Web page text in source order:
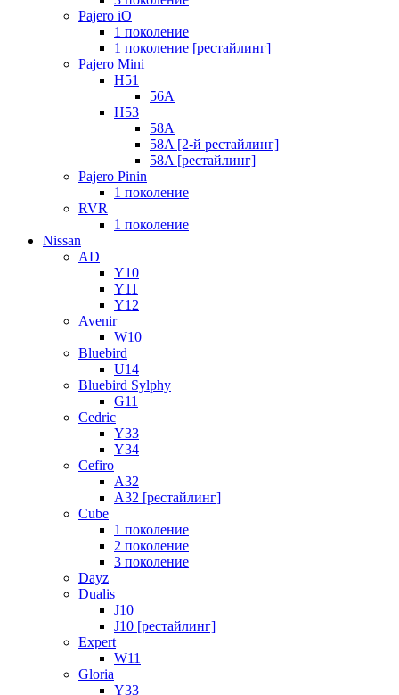
Pajero iO
1 поколение
1 поколение [рестайлинг]
Pajero Mini
H51
56A
H53
58A
58A [2-й рестайлинг]
58A [рестайлинг]
Pajero Pinin
1 поколение
RVR
1 поколение
Nissan
AD
Y10
Y11
Y12
Avenir
W10
Bluebird
U14
Bluebird Sylphy
G11
Cedric
Y33
Y34
Cefiro
A32
A32 [рестайлинг]
Cube
1 поколение
2 поколение
3 поколение
Dayz
Dualis
J10
J10 [рестайлинг]
Expert
W11
Gloria
Y33